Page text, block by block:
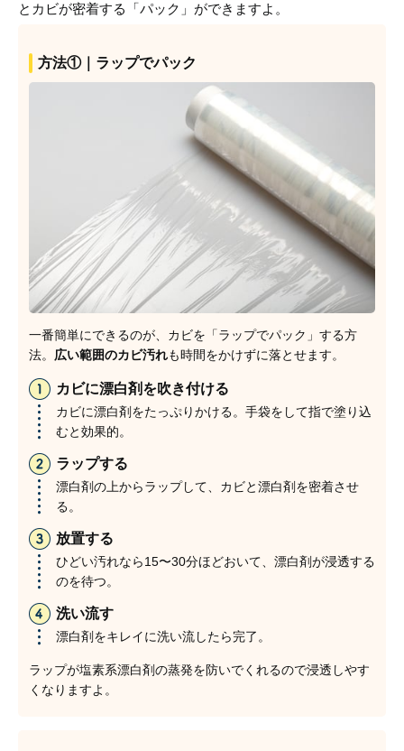
とカビが密着する「パック」ができますよ。
方法①｜ラップでパック
一番簡単にできるのが、カビを「ラップでパック」する方
法。 広い範囲のカビ汚れも時間をかけずに落とせます。
カビに漂白剤を吹き付ける
カビに漂白剤をたっぷりかける。手袋をして指で塗り込
むと効果的。
ラップする
漂白剤の上からラップして、カビと漂白剤を密着させ
る。
放置する
ひどい汚れなら15〜30分ほどおいて、漂白剤が浸透する
のを待つ。
洗い流す
漂白剤をキレイに洗い流したら完了。
ラップが塩素系漂白剤の蒸発を防いでくれるので浸透しやす
くなりますよ。